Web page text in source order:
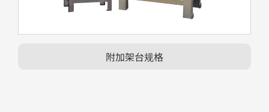
附加架台规格